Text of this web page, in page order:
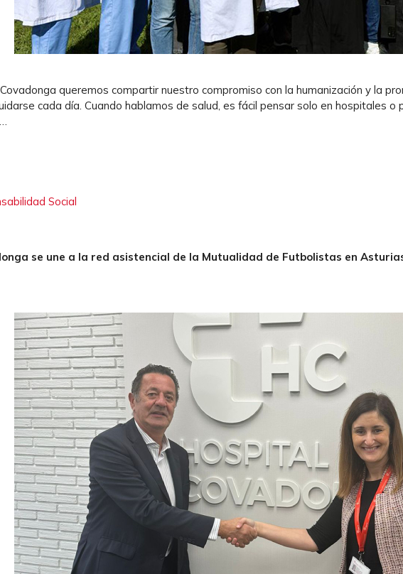
queremos compartir nuestro compromiso con la humanización y la
cada día. Cuando hablamos de salud, es fácil pensar solo en hospitales
Social
se une a la red asistencial de la Mutualidad de Futbolistas en